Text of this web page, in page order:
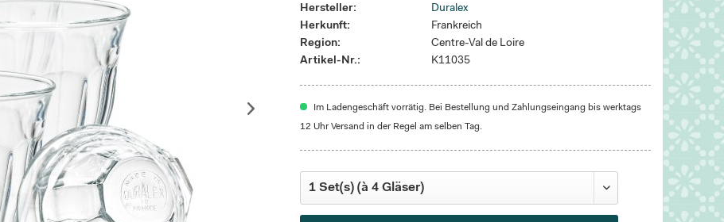
Hersteller:
Duralex
Herkunft:
Frankreich
Region:
Centre-Val de Loire
Artikel-Nr.:
K11035
Im Ladengeschäft vorrätig. Bei Bestellung und Zahlungseingang bis werktags
12 Uhr Versand in der Regel am selben Tag.